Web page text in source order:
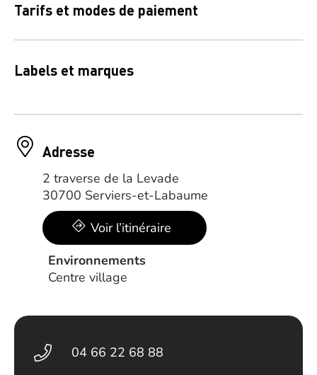
Tarifs et modes de paiement
Labels et marques
Adresse
2 traverse de la Levade
30700 Serviers-et-Labaume
Voir l’itinéraire
Environnements
Centre village
04 66 22 68 88